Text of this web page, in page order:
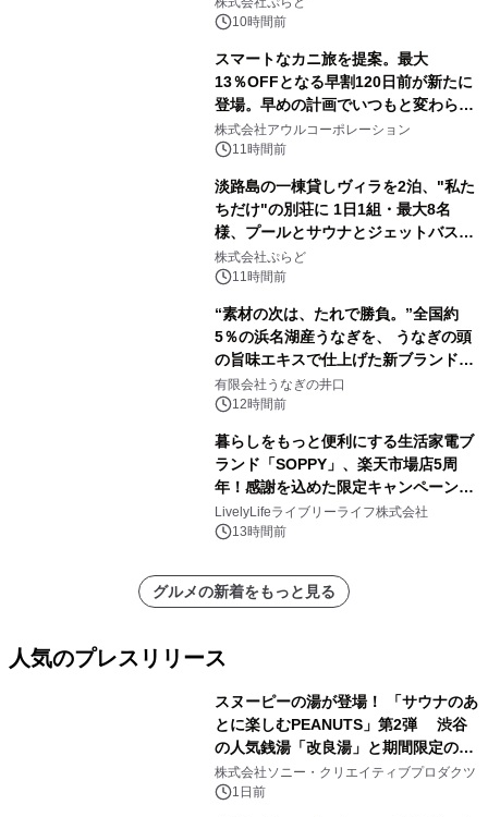
10時間前
スマートなカニ旅を提案。最大
13％OFFとなる早割120日前が新たに
登場。早めの計画でいつもと変わらぬ
大人の冬旅を。ー夕日ヶ浦温泉「佳松
苑 別邸ふうか」ー
株式会社アウルコーポレーション
11時間前
淡路島の一棟貸しヴィラを2泊、"私た
ちだけ"の別荘に 1日1組・最大8名
様、プールとサウナとジェットバス付
きで Villa Mon Temps AWAJIの連泊
素泊りプラン
株式会社ぷらど
11時間前
“素材の次は、たれで勝負。”全国約
5％の浜名湖産うなぎを、 うなぎの頭
の旨味エキスで仕上げた新ブランド
「井口の誉」誕生
有限会社うなぎの井口
12時間前
暮らしをもっと便利にする生活家電ブ
ランド「SOPPY」、楽天市場店5周
年！感謝を込めた限定キャンペーンを
8月10日より開催
LivelyLifeライブリーライフ株式会社
13時間前
グルメの新着をもっと見る
人気のプレスリリース
スヌーピーの湯が登場！ 「サウナのあ
とに楽しむPEANUTS」第2弾 渋谷
の人気銭湯「改良湯」と期間限定のコ
ラボレーション サウナイキタイコラ
ボグッズも発売決定！
株式会社ソニー・クリエイティブプロダクツ
1日前